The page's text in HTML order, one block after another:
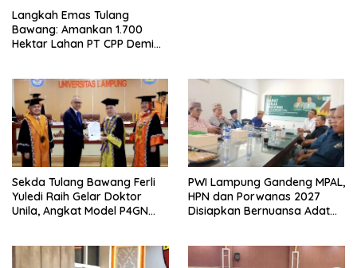
Langkah Emas Tulang
Bawang: Amankan 1.700
Hektar Lahan PT CPP Demi
Sekda Tulang Bawang Ferli
Yuledi Raih Gelar Doktor
Unila, Angkat Model P4GN
PWI Lampung Gandeng MPAL,
HPN dan Porwanas 2027
Disiapkan Bernuansa Adat